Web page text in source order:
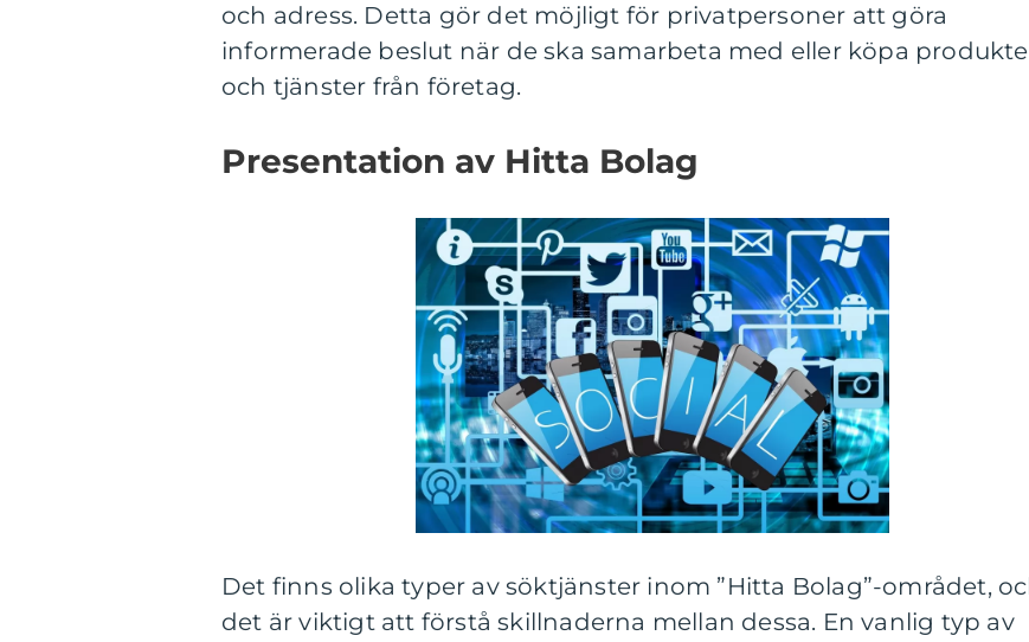
och adress. Detta gör det möjligt för privatpersoner att göra
informerade beslut när de ska samarbeta med eller köpa
och tjänster från företag.
Presentation av Hitta Bolag
Det finns olika typer av söktjänster inom ”Hitta Bolag”-området,
det är viktigt att förstå skillnaderna mellan dessa. En vanlig typ av